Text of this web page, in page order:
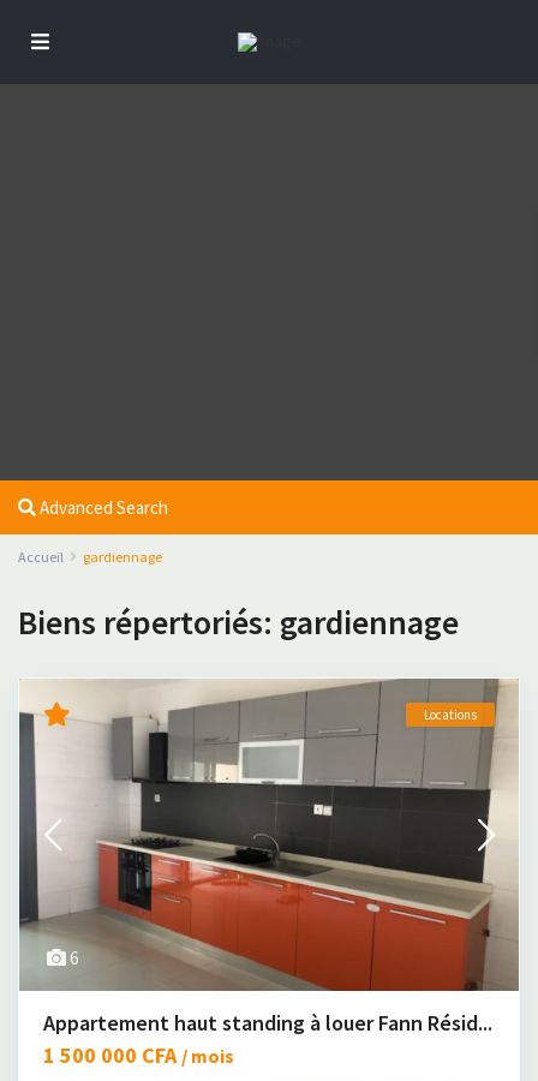
Advanced Search
Accueil gardiennage
Biens répertoriés: gardiennage
6
Locations
Appartement haut standing à louer Fann Résid...
1 500 000 CFA / mois